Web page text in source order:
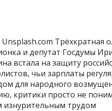
Трёхкратная
и депутат Госдумы
встала на защиту
чьи зарплаты
для народного
критики просто не
изнурительным трудом